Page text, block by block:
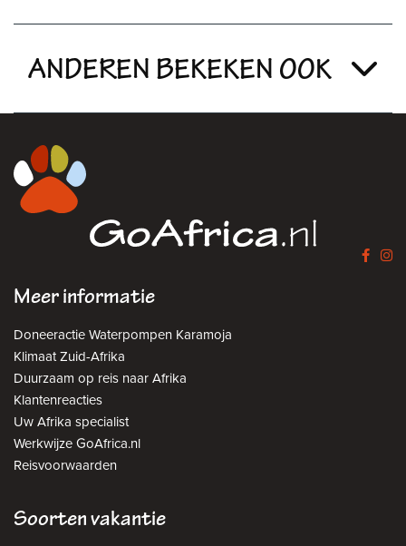
ANDEREN BEKEKEN OOK
Meer informatie
Doneeractie Waterpompen Karamoja
Klimaat Zuid-Afrika
Duurzaam op reis naar Afrika
Klantenreacties
Uw Afrika specialist
Werkwijze GoAfrica.nl
Reisvoorwaarden
Soorten vakantie